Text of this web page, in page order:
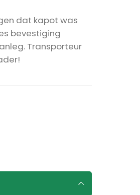
dat kapot was
bevestiging
Transporteur